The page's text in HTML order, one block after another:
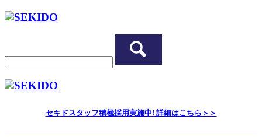
セキドスタッフ積極採用実施中! 詳細はこちら＞＞